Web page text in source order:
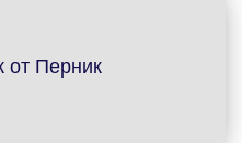
от Перник